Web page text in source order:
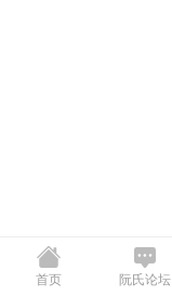
首页 阮氏论坛